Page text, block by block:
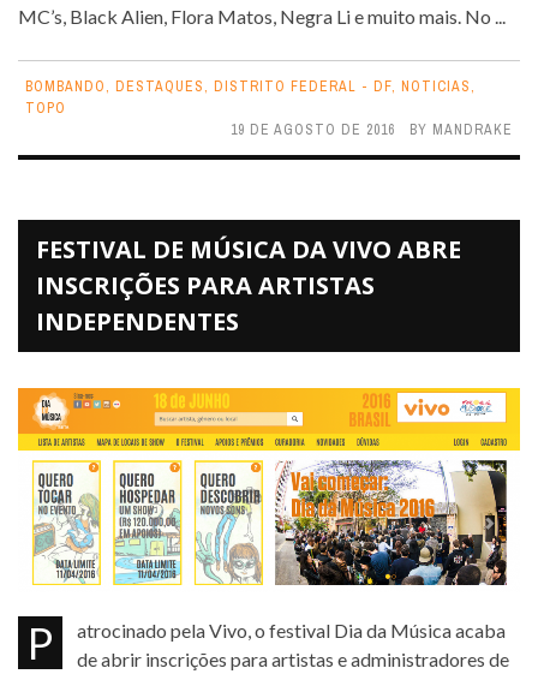
MC’s, Black Alien, Flora Matos, Negra Li e muito mais. No ...
BOMBANDO, DESTAQUES, DISTRITO FEDERAL - DF, NOTICIAS,
TOPO
19 DE AGOSTO DE 2016
BY MANDRAKE
FESTIVAL DE MÚSICA DA VIVO ABRE
INSCRIÇÕES PARA ARTISTAS
INDEPENDENTES
Patrocinado pela Vivo, o festival Dia da Música acaba
de abrir inscrições para artistas e administradores de